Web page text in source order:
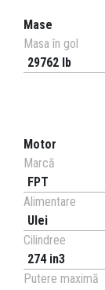
Mase
Masa în gol
29762 lb
Motor
Marcă
FPT
Alimentare
Ulei
Cilindree
274 in3
Putere maximă